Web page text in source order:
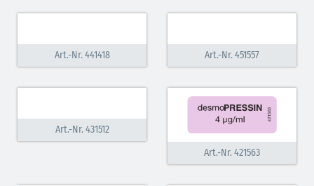
Art.-Nr. 441418 Art.-Nr. 451557
Art.-Nr. 431512
Art.-Nr. 421563